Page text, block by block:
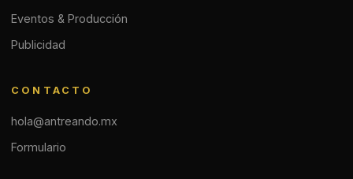
Eventos & Producción
Publicidad
CONTACTO
hola@antreando.mx
Formulario